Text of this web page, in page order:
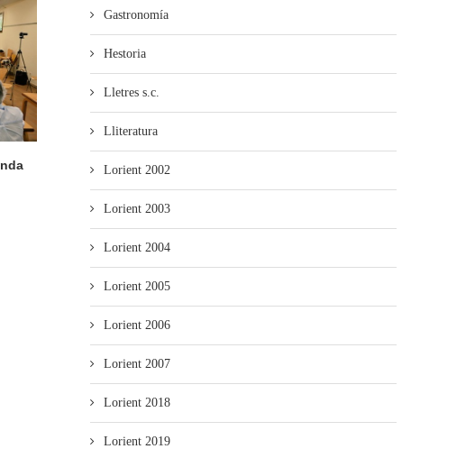
L’ALLA abre’l plazu pa los cursos
Gastronomía
Hestoria
Lletres s.c.
Lliteratura
Lorient 2002
Lorient 2003
Lorient 2004
Lorient 2005
Lorient 2006
Lorient 2007
Lorient 2018
Lorient 2019